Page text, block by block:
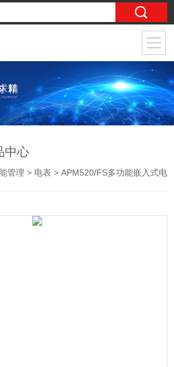
中心
管理 > 电表 > APM520/FS多功能嵌入式电量监测仪